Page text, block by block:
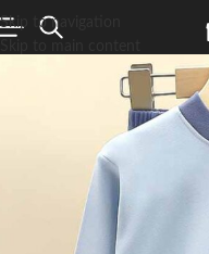
Skip to navigation